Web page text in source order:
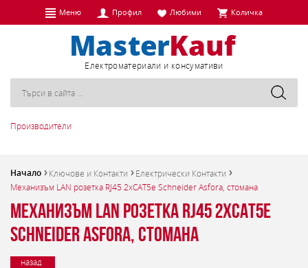
Меню Профил Любими Количка
Eлектроматериали и консумативи
Производители
Начало Ключове и Контакти
Електрически Контакти
Механизъм LAN розетка RJ45 2xCAT5e Schneider Asfora, стомана
Механизъм LAN розетка RJ45 2xCAT5e
Schneider Asfora, стомана
назад